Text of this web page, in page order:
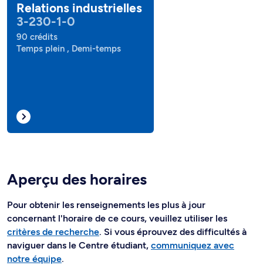
Relations industrielles
3-230-1-0
90 crédits
Temps plein , Demi-temps
Aperçu des horaires
Pour obtenir les renseignements les plus à jour
concernant l'horaire de ce cours, veuillez utiliser les
critères de recherche. Si vous éprouvez des difficultés à
naviguer dans le Centre étudiant, communiquez avec
notre équipe.